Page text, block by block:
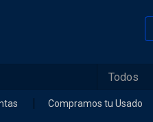
Compramos tu Usado